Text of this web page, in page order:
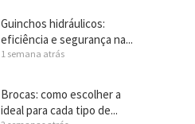
Guinchos hidráulicos:
eficiência e segurança na...
1 semana atrás
Brocas: como escolher a
ideal para cada tipo de...